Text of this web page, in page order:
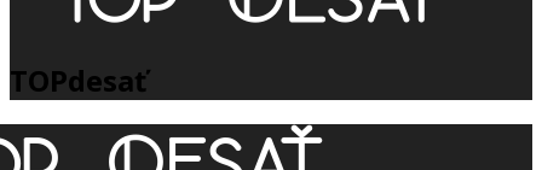
TOPdesať